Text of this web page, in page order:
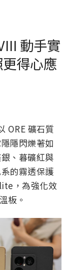
動手實
得心應
ORE 礦石質
隱閃爍著如
、暮礦紅與
的霧透保護
，為強化效
板。